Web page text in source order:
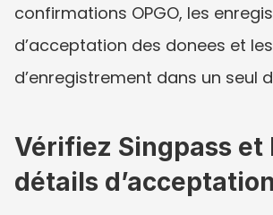
confirmations OPGO, les
d’acceptation des donees et
d’enregistrement dans un seul
Vérifiez Singpass et
détails d’acceptation